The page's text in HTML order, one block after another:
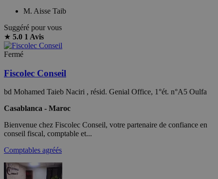
M. Aisse Taib
Suggéré pour vous
★ 5.0 1 Avis
Fermé
Fiscolec Conseil
bd Mohamed Taieb Naciri , résid. Genial Office, 1°ét. n°A5 Oulfa
Casablanca - Maroc
Bienvenue chez Fiscolec Conseil, votre partenaire de confiance en
conseil fiscal, comptable et...
Comptables agréés